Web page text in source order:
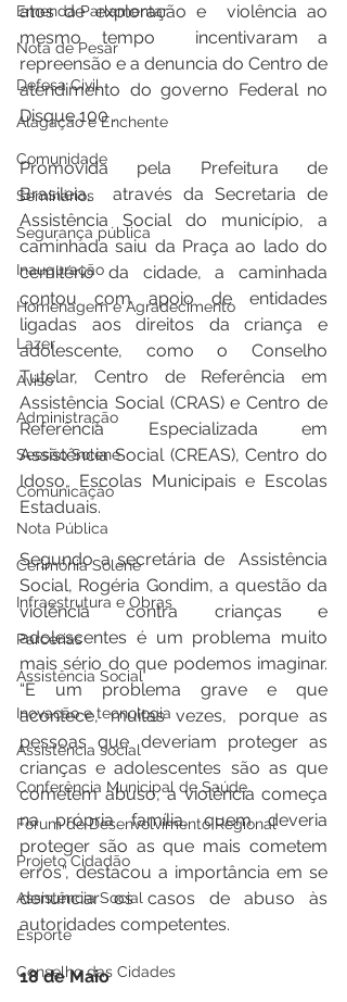
Emenda Parlamentar
Nota de Pesar
Defesa Civil
Alagação e Enchente
Comunidade
Seminários
Segurança pública
Inauguração
Homenagem e Agradecimento
Lazer
Aviso
Administração
Sessão Solene
Comunicação
Nota Pública
Cerimônia Solene
Infraestrutura e Obras
Parcerias
Assistência Social
Inovação e tecnologia
Assistência social
Conferência Municipal de Saúde
Fórum de Desenvolvimento Regional
Projeto Cidadão
Assistência Social
Esporte
Conselho das Cidades
atos de exploração e  violência ao
mesmo tempo  incentivaram a
repreensão e a denuncia do Centro de
atendimento do governo Federal no
Disque 100 .
Promovida pela Prefeitura de
Brasileia,  através da Secretaria de
Assistência Social do município, a
caminhada saiu da Praça ao lado do
cemitério da cidade, a caminhada
contou com apoio de entidades
ligadas aos direitos da criança e
adolescente, como o Conselho
Tutelar, Centro de Referência em
Assistência Social (CRAS) e Centro de
Referência Especializada em
Assistência Social (CREAS), Centro do
Idoso, Escolas Municipais e Escolas
Estaduais.
Segundo a secretária de  Assistência
Social, Rogéria Gondim, a questão da
violência contra crianças e
adolescentes é um problema muito
mais sério do que podemos imaginar.
“É um problema grave e que
acontece, muitas vezes, porque as
pessoas que deveriam proteger as
crianças e adolescentes são as que
cometem abuso, a violência começa
na própria família, quem deveria
proteger são as que mais cometem
erros”, destacou a importância em se
denunciar os casos de abuso às
autoridades competentes.
18 de Maio